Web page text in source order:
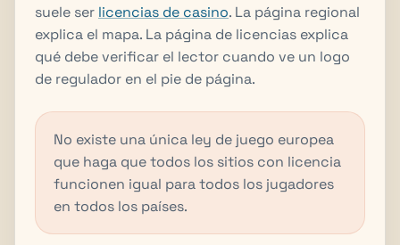
suele ser licencias de casino. La página regional
explica el mapa. La página de licencias explica
qué debe verificar el lector cuando ve un logo
de regulador en el pie de página.
No existe una única ley de juego europea
que haga que todos los sitios con licencia
funcionen igual para todos los jugadores
en todos los países.